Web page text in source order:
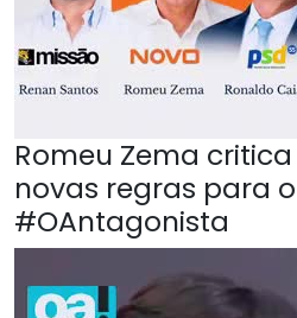
Romeu Zema
novas regras para o
#OAntagonista